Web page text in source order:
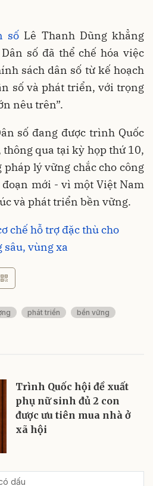
số Lê Thanh Dũng khẳng
số đã thể chế hóa việc
sách dân số từ kế hoạch
số và phát triển, với trọng
nêu trên”.
số đang được trình Quốc
qua tại kỳ họp thứ 10,
lý vững chắc cho công
mới - vì một Việt Nam
và phát triển bền vững.
chế hỗ trợ đặc thù cho
sâu, vùng xa
phát triển
bền vững
Trình Quốc hội đề xuất
phụ nữ sinh đủ 2 con
được ưu tiên mua nhà ở
xã hội